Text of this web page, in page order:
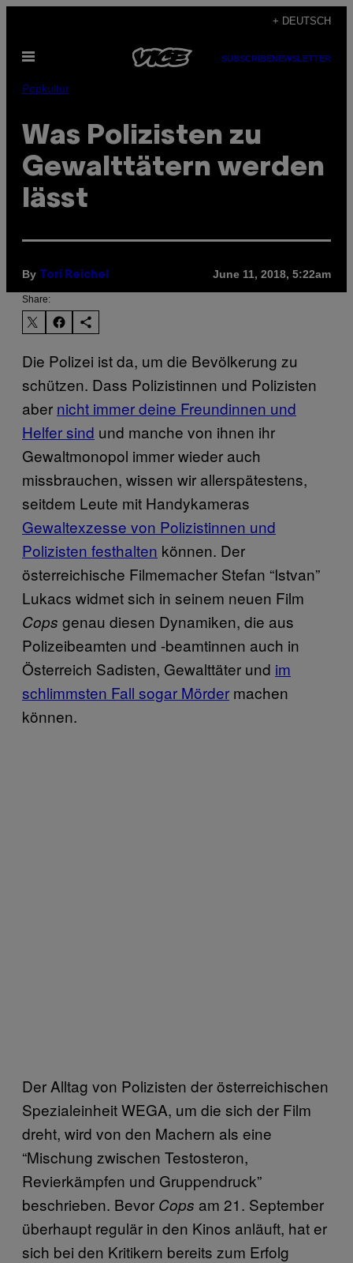
content
+ DEUTSCH
Open
SUBSCRIBENEWSLETTER
Popkultur
Was Polizisten zu
Gewalttätern werden
lässt
By Tori Reichel June 11, 2018, 5:22am
Share:
Die Polizei ist da, um die Bevölkerung zu
schützen. Dass Polizistinnen und Polizisten
aber nicht immer deine Freundinnen und
Helfer sind und manche von ihnen ihr
Gewaltmonopol immer wieder auch
missbrauchen, wissen wir allerspätestens,
seitdem Leute mit Handykameras
Gewaltexzesse von Polizistinnen und
Polizisten festhalten können. Der
österreichische Filmemacher Stefan “Istvan”
Lukacs widmet sich in seinem neuen Film
Cops genau diesen Dynamiken, die aus
Polizeibeamten und -beamtinnen auch in
Österreich Sadisten, Gewalttäter und im
schlimmsten Fall sogar Mörder machen
können.
Der Alltag von Polizisten der österreichischen
Spezialeinheit WEGA, um die sich der Film
dreht, wird von den Machern als eine
“Mischung zwischen Testosteron,
Revierkämpfen und Gruppendruck”
beschrieben. Bevor Cops am 21. September
überhaupt regulär in den Kinos anläuft, hat er
sich bei den Kritikern bereits zum Erfolg